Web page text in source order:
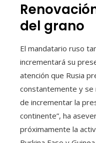
del grano
El mandatario ruso
incrementará su
atención que Rusia
constantemente y se
de incrementar la
continente”, ha
próximamente la